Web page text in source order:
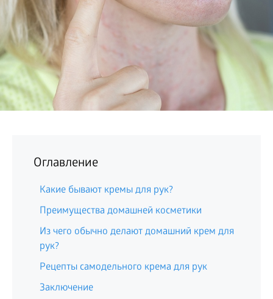
Оглавление
Какие бывают кремы для рук?
Преимущества домашней косметики
Из чего обычно делают домашний крем для
рук?
Рецепты самодельного крема для рук
Заключение